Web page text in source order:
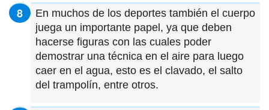
En muchos de los deportes también el cuerpo
juega un importante papel, ya que deben
hacerse figuras con las cuales poder
demostrar una técnica en el aire para luego
caer en el agua, esto es el clavado, el salto
del trampolín, entre otros.